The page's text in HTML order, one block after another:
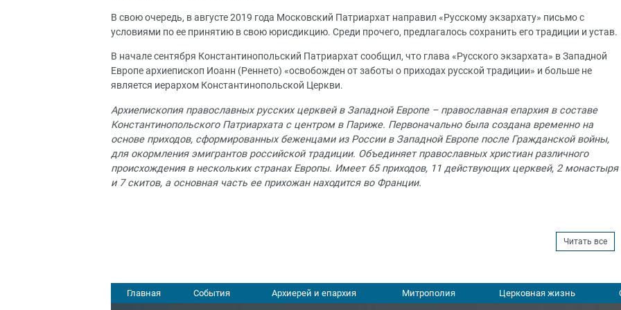
В свою очередь, в августе 2019 года Московский Патриархат направил «Русскому экзархату» письмо с
условиями по ее принятию в свою юрисдикцию. Среди прочего, предлагалось сохранить его традиции и устав.
В начале сентября Константинопольский Патриархат сообщил, что глава «Русского экзархата» в Западной
Европе архиепископ Иоанн (Реннето) «освобожден от заботы о приходах русской традиции» и больше не
является иерархом Константинопольской Церкви.
Архиепископия православных русских церквей в Западной Европе – православная епархия в составе
Константинопольского Патриархата с центром в Париже. Первоначально была создана временно на
основе приходов, сформированных беженцами из России в Западной Европе после Гражданской войны,
для окормления эмигрантов российской традиции. Объединяет православных христиан различного
происхождения в нескольких странах Европы. Имеет 65 приходов, 11 действующих церквей, 2 монастыря
и 7 скитов, а основная часть ее прихожан находится во Франции.
Читать все
Главная События Архиерей и епархия Митрополия Церковная жизнь